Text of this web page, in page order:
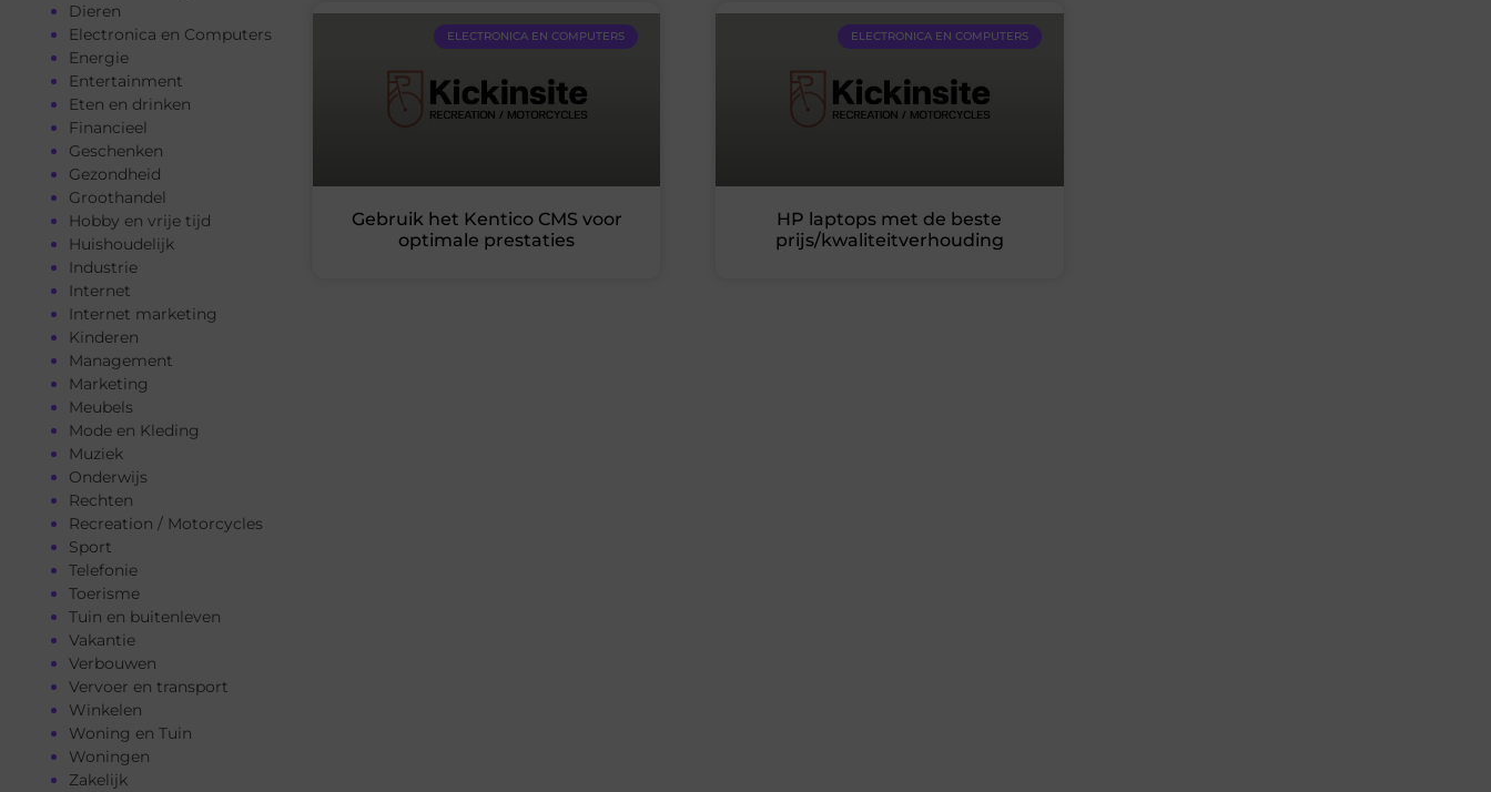
Dieren
Electronica en Computers
Energie
Entertainment
Eten en drinken
Financieel
Geschenken
Gezondheid
Groothandel
Hobby en vrije tijd
Huishoudelijk
Industrie
Internet
Internet marketing
Kinderen
Management
Marketing
Meubels
Mode en Kleding
Muziek
Onderwijs
Rechten
Recreation / Motorcycles
Sport
Telefonie
Toerisme
Tuin en buitenleven
Vakantie
Verbouwen
Vervoer en transport
Winkelen
Woning en Tuin
Woningen
Zakelijk
ELECTRONICA EN COMPUTERS
Gebruik het Kentico CMS voor
optimale prestaties
ELECTRONICA EN COMPUTERS
HP laptops met de beste
prijs/kwaliteitverhouding